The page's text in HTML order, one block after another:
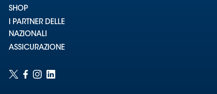
SHOP
I PARTNER DELLE
NAZIONALI
ASSICURAZIONE